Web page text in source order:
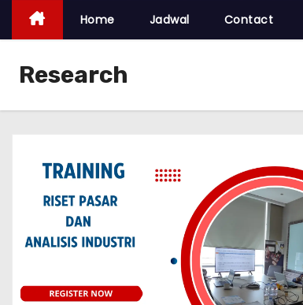
Home Jadwal Contact
Research